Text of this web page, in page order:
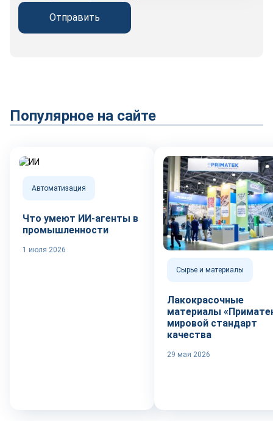
Отправить
Популярное на сайте
Автоматизация
Что умеют ИИ-агенты в
промышленности
1 июля 2026
Сырье и материалы
Лакокрасочные
материалы
мировой стандарт
качества
29 мая 2026